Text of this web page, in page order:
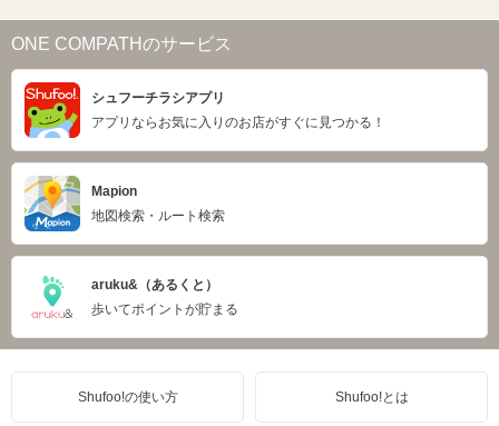
ONE COMPATHのサービス
シュフーチラシアプリ
アプリならお気に入りのお店がすぐに見つかる！
Mapion
地図検索・ルート検索
aruku&（あるくと）
歩いてポイントが貯まる
Shufoo!の使い方 Shufoo!とは